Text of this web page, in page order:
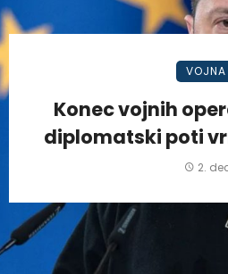
Konec vojnih
diplomatski poti
2.